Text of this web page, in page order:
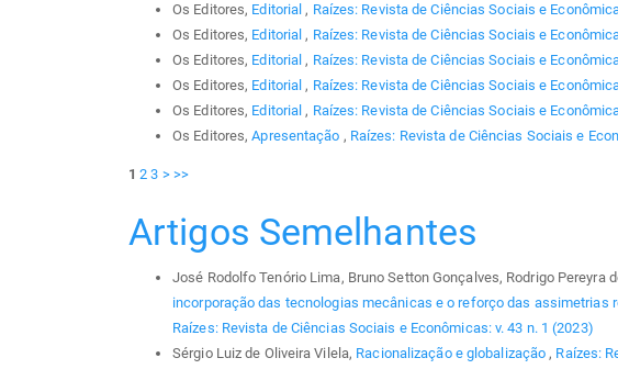
Os Editores, Editorial, Raízes: Revista de Ciências Sociais e
Os Editores, Editorial, Raízes: Revista de Ciências Sociais e
Os Editores, Editorial, Raízes: Revista de Ciências Sociais e
Os Editores, Editorial, Raízes: Revista de Ciências Sociais e
Os Editores, Editorial, Raízes: Revista de Ciências Sociais e
Os Editores,Apresentação , Raízes: Revista de Ciências Sociais e
1 2 3 > >>
Artigos Semelhantes
José Rodolfo Tenório Lima, Bruno Setton Gonçalves, Rodrigo Pereyra
incorporação das tecnologias mecânicas e o reforço das assimetrias
Raízes: Revista de Ciências Sociais e Econômicas: v. 43 n. 1 (2023)
Sérgio Luiz de Oliveira Vilela, Racionalização e globalização, Raízes: